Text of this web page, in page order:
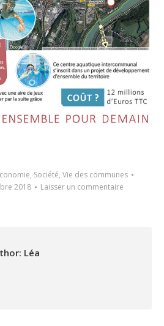
, Société, Vie des communes
2018 Laisser un commentaire
Léa